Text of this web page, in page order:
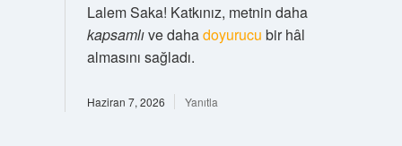
Lalem Saka! Katkınız, metnin daha
kapsamlıve dahadoyurucu bir hâl
almasını sağladı.
Haziran 7, 2026 Yanıtla